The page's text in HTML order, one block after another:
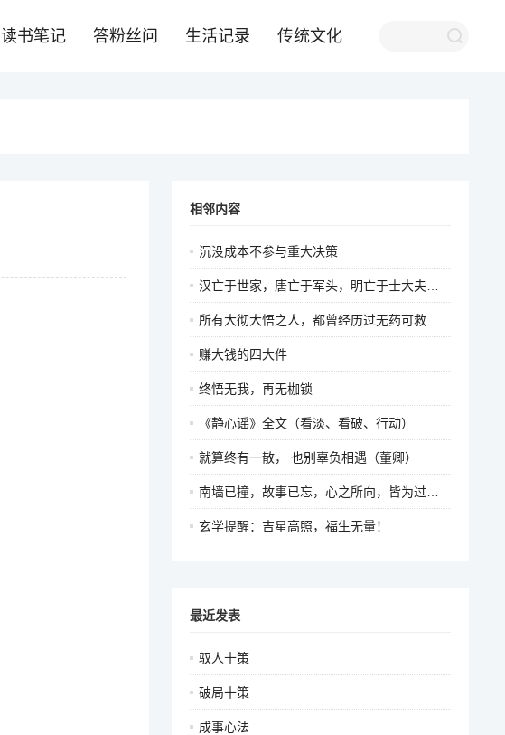
读书笔记 答粉丝问 生活记录 传统文化
相邻内容
沉没成本不参与重大决策
汉亡于世家，唐亡于军头，明亡于士大夫，清亡于胥吏
所有大彻大悟之人，都曾经历过无药可救
赚大钱的四大件
终悟无我，再无枷锁
《静心谣》全文（看淡、看破、行动）
就算终有一散， 也别辜负相遇（董卿）
南墙已撞，故事已忘，心之所向，皆为过往（百家讲坛）
玄学提醒：吉星高照，福生无量！
最近发表
驭人十策
破局十策
成事心法